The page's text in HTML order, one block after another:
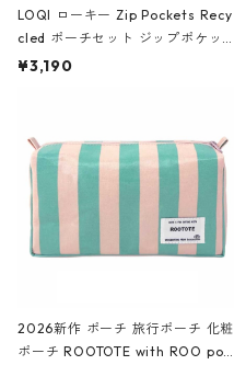
LOQI ローキー Zip Pockets Recy
cled ポーチセット ジップポケット
ファスナーポーチ 撥水加工 トラベ
ーガンディー、オフホワイト
¥3,190
2026新作 ポーチ 旅行ポーチ 化粧
ポーチ ROOTOTE with ROO pou